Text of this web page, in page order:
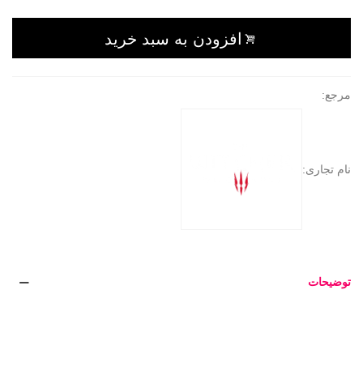
افزودن به سبد خرید
مرجع:
نام تجاری:
توضیحات